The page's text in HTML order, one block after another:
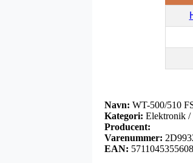
Navn: WT-500/510
Kategori: Elektronik /
Producent:
Varenummer:
EAN: 5711045355608